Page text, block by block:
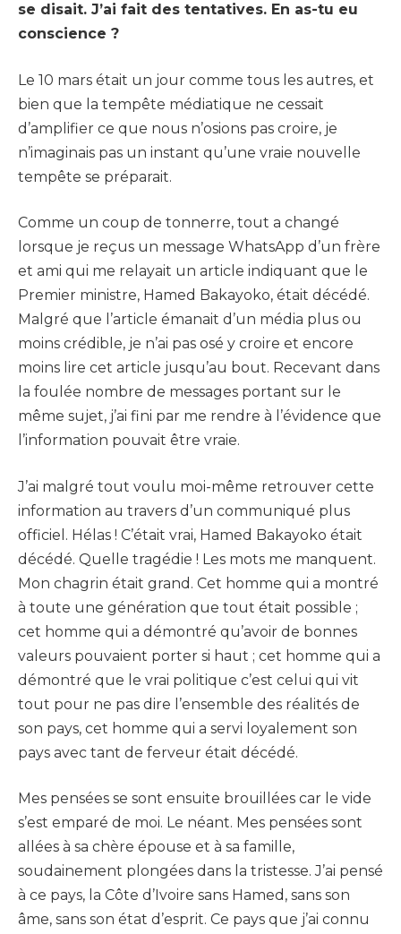
se disait. J’ai fait des tentatives. En as-tu eu
conscience ?
Le 10 mars était un jour comme tous les autres, et
bien que la tempête médiatique ne cessait
d’amplifier ce que nous n’osions pas croire, je
n’imaginais pas un instant qu’une vraie nouvelle
tempête se préparait.
Comme un coup de tonnerre, tout a changé
lorsque je reçus un message WhatsApp d’un frère
et ami qui me relayait un article indiquant que le
Premier ministre, Hamed Bakayoko, était décédé.
Malgré que l’article émanait d’un média plus ou
moins crédible, je n’ai pas osé y croire et encore
moins lire cet article jusqu’au bout. Recevant dans
la foulée nombre de messages portant sur le
même sujet, j’ai fini par me rendre à l’évidence que
l’information pouvait être vraie.
J’ai malgré tout voulu moi-même retrouver cette
information au travers d’un communiqué plus
officiel. Hélas ! C’était vrai, Hamed Bakayoko était
décédé. Quelle tragédie ! Les mots me manquent.
Mon chagrin était grand. Cet homme qui a montré
à toute une génération que tout était possible ;
cet homme qui a démontré qu’avoir de bonnes
valeurs pouvaient porter si haut ; cet homme qui a
démontré que le vrai politique c’est celui qui vit
tout pour ne pas dire l’ensemble des réalités de
son pays, cet homme qui a servi loyalement son
pays avec tant de ferveur était décédé.
Mes pensées se sont ensuite brouillées car le vide
s’est emparé de moi. Le néant. Mes pensées sont
allées à sa chère épouse et à sa famille,
soudainement plongées dans la tristesse. J’ai pensé
à ce pays, la Côte d’Ivoire sans Hamed, sans son
âme, sans son état d’esprit. Ce pays que j’ai connu